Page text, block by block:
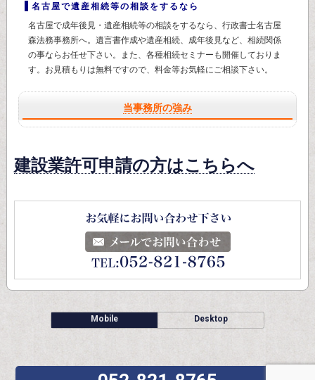
名古屋で遺産相続等の相談をするなら
名古屋で成年後見 ・遺産相続等の相談をするなら、 行政書士名古屋
森法務事務所へ。遺言書作成や遺産相続、成年後見など、相続関係
の事ならお任せ下さい。また、各種相続セミナーも開催しておりま
す。お見積もりは無料ですので、 料金等お気軽にご相談下さい。
当事務所の強み
建設業許可申請の方はこちらへ
Mobile Desktop